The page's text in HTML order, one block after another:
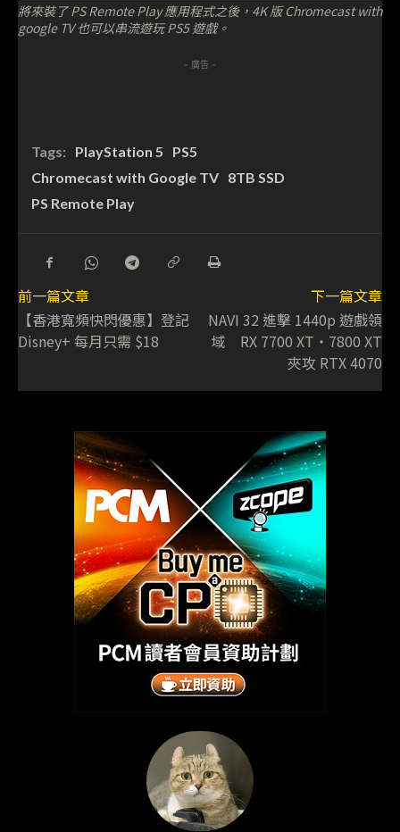
將來裝了 PS Remote Play 應用程式之後，4K 版 Chromecast with
google TV 也可以串流遊玩 PS5 遊戲。
- 廣告 -
Tags: PlayStation 5
PS5
Chromecast with Google TV 8TB SSD
PS Remote Play
前一篇文章
【香港寬頻快閃優惠】登記
Disney+ 每月只需 $18
下一篇文章
NAVI 32 進擊 1440p 遊戲領
域 RX 7700 XT‧7800 XT
夾攻 RTX 4070